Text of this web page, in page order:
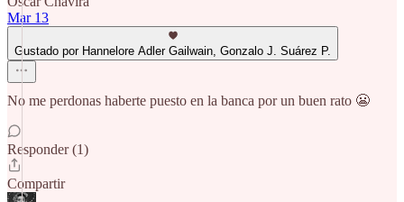
Mar 13
Gustado por Hannelore Adler Gailwain, Gonzalo J. Suárez P.
No me perdonas haberte puesto en la banca por un buen rato 😬
Responder (1)
Compartir